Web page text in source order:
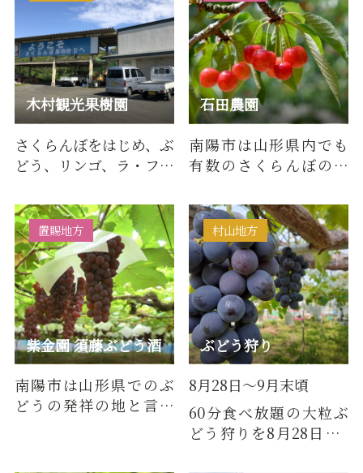
木村観光果樹園
さくらんぼをはじめ、ぶ
どう、リンゴ、ラ・フラ
物のエキスパート。さく
ら…
石田農園
南陽市は山形県内でも
有数のさくらんぼの生
錦」「紅秀峰」など、
たくさ…
紫金園 須藤ぶどう酒
置賜地方
南陽市は山形県でのぶ
どうの発祥の地と言わ
ぶどう狩り
村山地方
8月28日～9月末頃
60分食べ放題の大粒ぶ
どう狩りを8月28日～9